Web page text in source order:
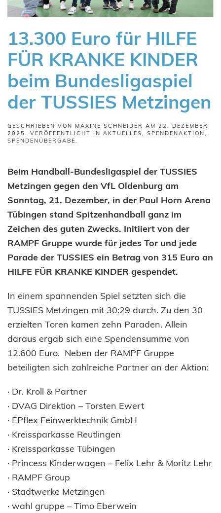
13.300 Euro für HILFE
FÜR KRANKE KINDER
beim Bundesligaspiel
der TUSSIES Metzingen
GESCHRIEBEN VON MAXINE SCHNEIDER AM 22. DEZEMBER
2025 . VERÖFFENTLICHT IN AKTUELLES, SPENDENAKTION,
SPENDENÜBERGABE.
Beim Handball-Bundesligaspiel der TUSSIES
Metzingen gegen den VfL Oldenburg am
Sonntag, 21. Dezember, in der Paul Horn Arena
Tübingen stand Spitzenhandball ganz im
Zeichen des guten Zwecks. Initiiert von der
RAMPF Gruppe wurde für jedes Tor und jede
Parade der TUSSIES ein Betrag von 315 Euro an
HILFE FÜR KRANKE KINDER gespendet.
In einem spannenden Spiel setzten sich die
TUSSIES Metzingen mit 30:29 durch. Zu den 30
erzielten Toren kamen zehn Paraden. Allein
daraus ergab sich eine Spendensumme von
12.600 Euro. Neben der RAMPF Gruppe
beteiligten sich zahlreiche Partner an der Aktion:
· Dr. Kroll & Partner
· DVAG Direktion – Torsten Ewert
· EPflex Feinwerktechnik GmbH
· Kreissparkasse Reutlingen
· Kreissparkasse Tübingen
· Princess Kinderwagen – Felix Lehr & Moritz Lehr
· RAMPF Group
· Stadtwerke Metzingen
· wahl gruppe – Timo Eberwein